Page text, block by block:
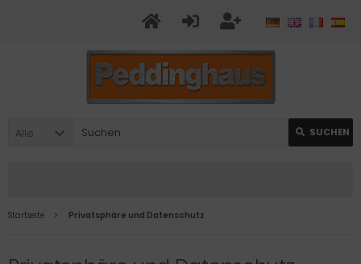
Alle SUCHEN
Startseite Privatsphäre und Datenschutz